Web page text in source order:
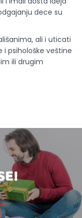
dece su
ali i uticati
psihološke veštine
ili drugim